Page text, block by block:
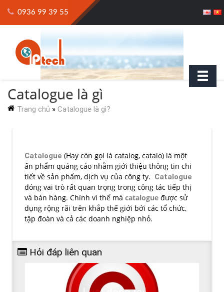
0936 99 39 55
Catalogue là gì
Trang chủ » Catalogue là gì?
Catalogue (Hay còn gọi là catalog, catalo) là một
ấn phẩm quảng cáo nhằm giới thiệu thông tin chi
tiết về sản phẩm, dịch vụ của công ty. Catalogue
đóng vai trò rất quan trọng trong công tác tiếp thị
và bán hàng. Chính vì thế mà catalogue được sử
dụng rộng rãi trên khắp thế giới bởi các tổ chức,
tập đoàn và cả các doanh nghiệp nhỏ.
Hỏi đáp liên quan